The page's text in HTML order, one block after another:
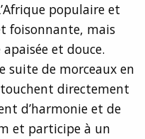
populaire et
foisonnante, mais
et douce.
suite de morceaux en
directement
d’harmonie et de
et participe à un